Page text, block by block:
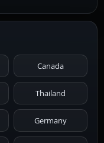
1993 1992
1983 1982
1978 1977
1973 1972
Canada
Thailand
Germany